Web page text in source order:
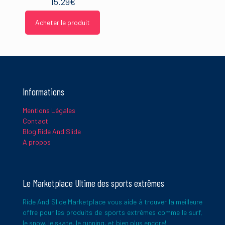
Nom*
plus sur la façon dont les données de vos commentaires sont
Acheter le produit
Informations
Mentions Légales
Contact
Blog Ride And Slide
A propos
Le Marketplace Ultime des sports extrêmes
Ride And Slide Marketplace vous aide à trouver la meilleure
offre pour les produits de sports extrêmes comme le surf,
le snow, le skate, le running, et bien plus encore!